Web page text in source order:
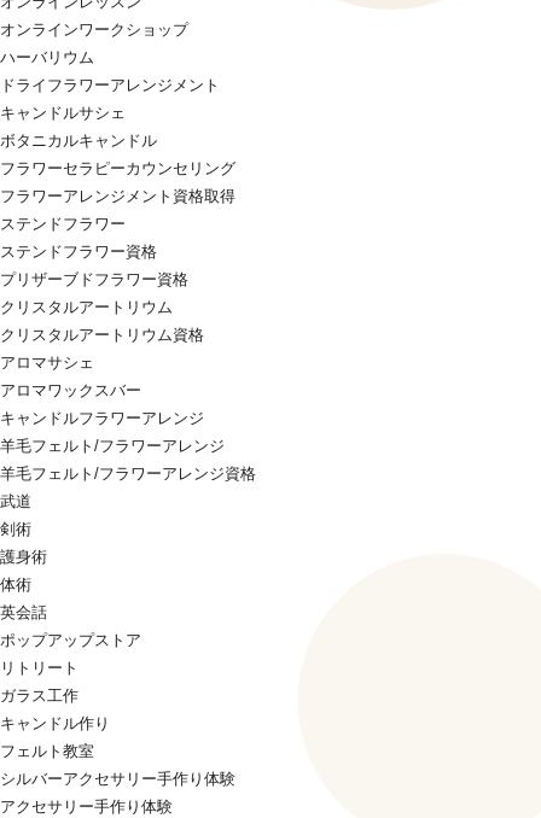
オンラインワークショップ
ハーバリウム
ドライフラワーアレンジメント
キャンドルサシェ
ボタニカルキャンドル
フラワーセラピーカウンセリング
フラワーアレンジメント資格取得
ステンドフラワー
ステンドフラワー資格
プリザーブドフラワー資格
クリスタルアートリウム
クリスタルアートリウム資格
アロマサシェ
アロマワックスバー
キャンドルフラワーアレンジ
羊毛フェルト/フラワーアレンジ
羊毛フェルト/フラワーアレンジ資格
武道
剣術
護身術
体術
英会話
ポップアップストア
リトリート
ガラス工作
キャンドル作り
フェルト教室
シルバーアクセサリー手作り体験
アクセサリー手作り体験